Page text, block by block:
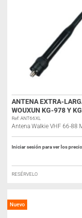
ANTENA EXTRA-
WOUXUN KG-978 Y
Ref: ANT66XL
Antena Walkie VHF 66-88
Iniciar sesión para ver los
RESÉRVELO
Nuevo